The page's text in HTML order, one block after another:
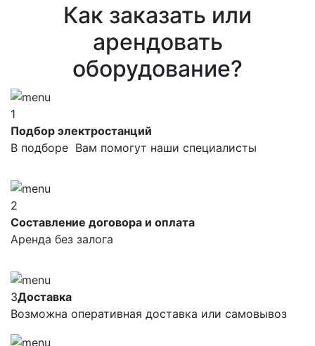
Как заказать или
арендовать
оборудование?
1
Подбор электростанций
В подборе Вам помогут наши специалисты
2
Составление договора и оплата
Аренда без залога
3Доставка
Возможна оперативная доставка или самовывоз